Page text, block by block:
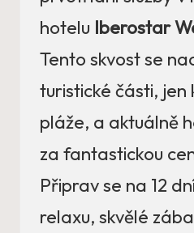
hotelu Iberostar
Tento skvost se
turistické části, jen
pláže, a aktuálně
za fantastickou
Připrav se na 12
relaxu, skvělé